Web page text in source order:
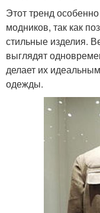
Этот тренд
модников, так как
стильные изделия.
выглядят
делает их
одежды.